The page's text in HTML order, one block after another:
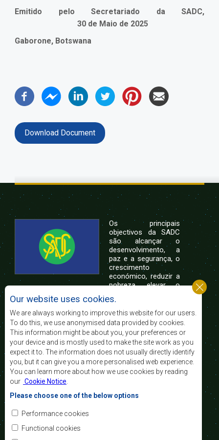
Emitido pelo Secretariado da SADC,
30 de Maio de 2025
Gaborone, Botswana
Download Document
Os principais
objectivos da SADC
são alcançar o
desenvolvimento, a
paz e a segurança, o
crescimento
económico, reduzir a
pobreza, elevar o
nível e a qualidade de vida das populações da
África Austral, e apoiar as camadas sociais
desfavorecidas mediante a integração regional,
assente nos princípios democráticos e no
desenvolvimento equitativo e sustentável.
Contact Us
SADC House
Plot No. 54385
Central Business District
Private Bag 0095
Our website uses cookies.
We are always working to improve this website for our users.
To do this, we use anonymised data provided by cookies.
This information might be about you, your preferences or
your device and is mostly used to make the site work as you
expect it to. The information does not usually directly identify
you, but it can give you a more personalised web experience.
You can learn more about how we use cookies by reading
our Cookie Notice
Please choose one of the below options
Performance cookies
Functional cookies